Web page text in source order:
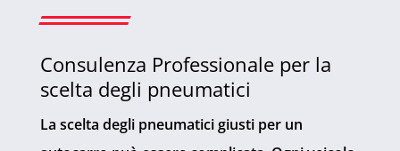
Consulenza Professionale per la
scelta degli pneumatici
La scelta degli pneumatici giusti per un